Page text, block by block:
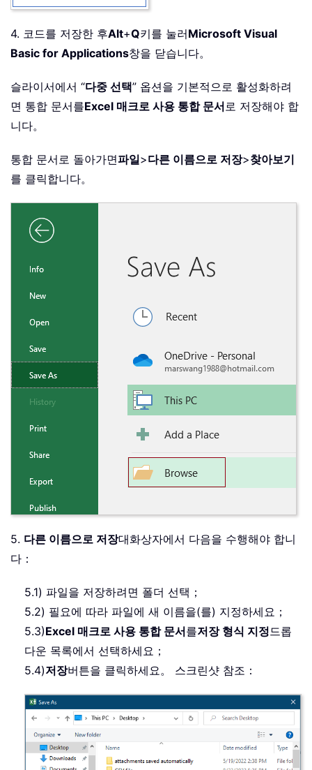
4. 코드를 저장한 후Alt+Q키를 눌러Microsoft Visual
Basic for Applications창을 닫습니다。
슬라이서에서 “다중 선택” 옵션을 기본적으로 활성화하려
면 통합 문서를Excel 매크로 사용 통합 문서로 저장해야 합
니다。
통합 문서로 돌아가면파일>다른 이름으로 저장>찾아보기
를 클릭합니다。
5. 다른 이름으로 저장대화상자에서 다음을 수행해야 합니
다：
5.1) 파일을 저장하려면 폴더 선택；
5.2) 필요에 따라 파일에 새 이름을(를) 지정하세요；
5.3)Excel 매크로 사용 통합 문서를저장 형식 지정드롭
다운 목록에서 선택하세요；
5.4)저장버튼을 클릭하세요。 스크린샷 참조：